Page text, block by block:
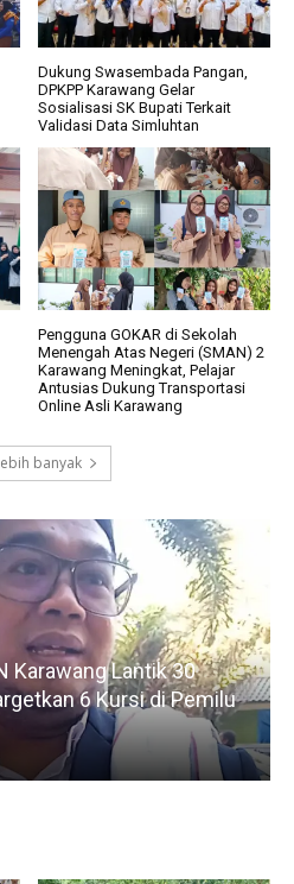
Dukung Swasembada Pangan,
DPKPP Karawang Gelar
Sosialisasi SK Bupati Terkait
Validasi Data Simluhtan
Pengguna GOKAR di Sekolah
Menengah Atas Negeri (SMAN) 2
Karawang Meningkat, Pelajar
Antusias Dukung Transportasi
Online Asli Karawang
banyak
Karawang Lantik 30
6 Kursi di Pemilu